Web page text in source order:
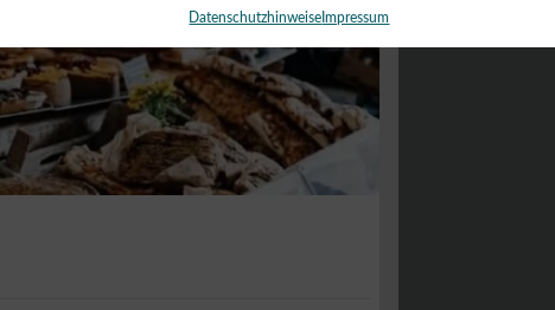
Datenschutzhinweise Impressum